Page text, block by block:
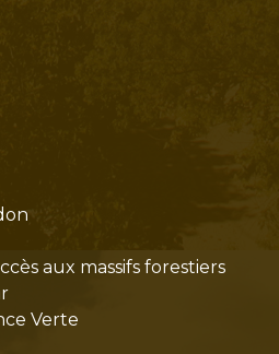
aux massifs forestiers
Verte